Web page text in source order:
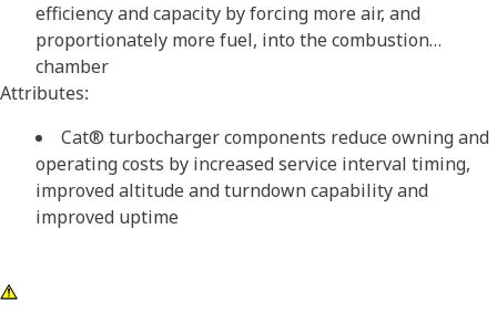
efficiency and capacity by forcing more air, and
proportionately more fuel, into the combustion
chamber
Attributes:
Cat® turbocharger components reduce owning and
operating costs by increased service interval timing,
improved altitude and turndown capability and
improved uptime